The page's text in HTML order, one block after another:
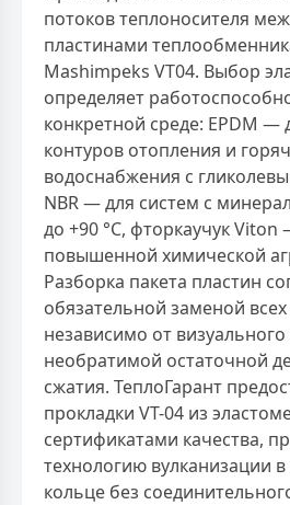
потоков теплоносителя
пластинами
Mashimpeks VT04. Выбор
определяет
конкретной среде: EPDM —
контуров отопления и
водоснабжения с
NBR — для систем с
до +90 °С, фторкаучук Viton
повышенной химической
Разборка пакета пластин
обязательной заменой
независимо от визуального
необратимой остаточной
сжатия. ТеплоГарант
прокладки VT-04 из
сертификатами качества,
технологию вулканизации
кольце без